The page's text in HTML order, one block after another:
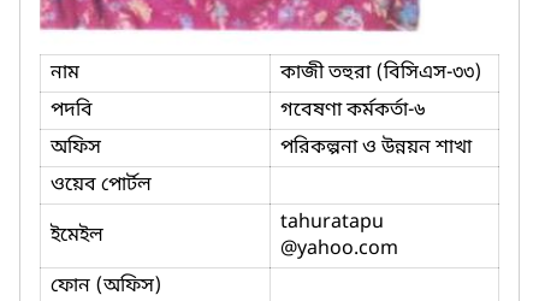
নাম
কাজী তহুরা (বিসিএস-৩৩)
পদবি
গবেষণা কর্মকর্তা-৬
অফিস
পরিকল্পনা ও উন্নয়ন শাখা
ওয়েব পোর্টল
ইমেইল
tahuratapu
@yahoo.com
ফোন (অফিস)